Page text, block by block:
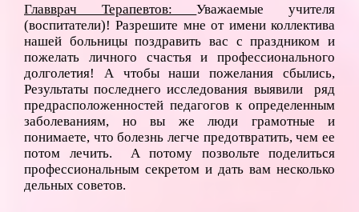
Главврач Терапевтов:Уважаемые учителя
(воспитатели)! Разрешите мне от имени коллектива
нашей больницы поздравить вас с праздником и
пожелать личного счастья и профессионального
долголетия! А чтобы наши пожелания сбылись,
Результаты последнего исследования выявили ряд
предрасположенностей педагогов к определенным
заболеваниям, но вы же люди грамотные и
понимаете, что болезнь легче предотвратить, чем ее
потом лечить. А потому позвольте поделиться
профессиональным секретом и дать вам несколько
дельных советов.